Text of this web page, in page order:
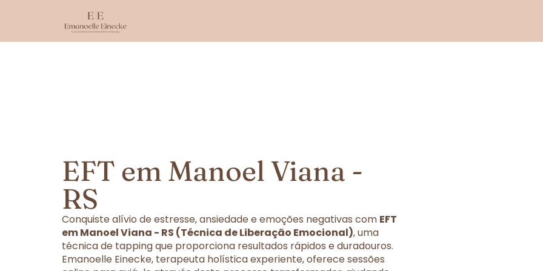
EFT em Manoel Viana -
RS
Conquiste alívio de estresse, ansiedade e emoções negativas com EFT
em Manoel Viana - RS (Técnica de Liberação Emocional), uma
técnica de tapping que proporciona resultados rápidos e duradouros.
Emanoelle Einecke, terapeuta holística experiente, oferece sessões